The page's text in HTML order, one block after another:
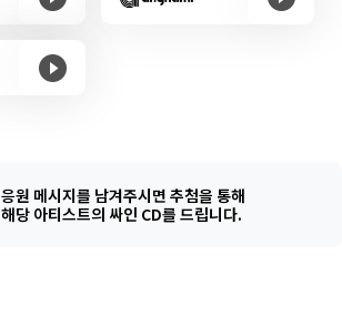
응원 메시지를 남겨주시면 추첨을 통해
해당 아티스트의 싸인 CD를 드립니다.